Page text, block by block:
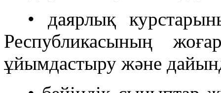
• даярлық
Республикасының
ұйымдастыру және